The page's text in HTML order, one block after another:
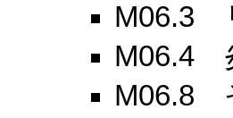
M06.3
M06.4
M06.8